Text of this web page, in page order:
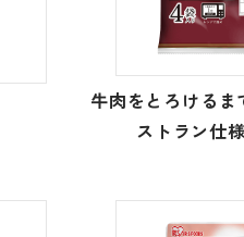
牛肉をとろけるま
ストラン仕